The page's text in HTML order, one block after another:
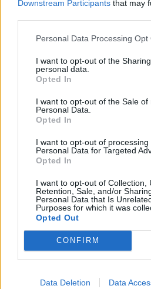
Downstream Participants that may
Personal Data Processing Opt
I want to opt-out of the
personal data.
Opted In
I want to opt-out of the Sale of
Personal Data.
Opted In
I want to opt-out of processing
Personal Data for Targeted
Opted In
I want to opt-out of Collection,
Retention, Sale, and/or
Personal Data that Is
Purposes for which it was
Opted Out
CONFIRM
Data Deletion Data
8 Αυγούστου 2026
Στάκα, η Κρητική
8 Αυγούστου 2026
ΑΑΔΕ: Ποιοι
αγρότες» – Τι θα
8 Αυγούστου 2026
Ανώτερης
Κατάρτισης – Οι
8 Αυγούστου 2026
Δημοφιλή αυτή την